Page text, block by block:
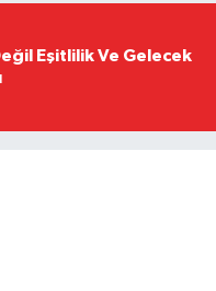
Eşitlilik Ve Gelecek